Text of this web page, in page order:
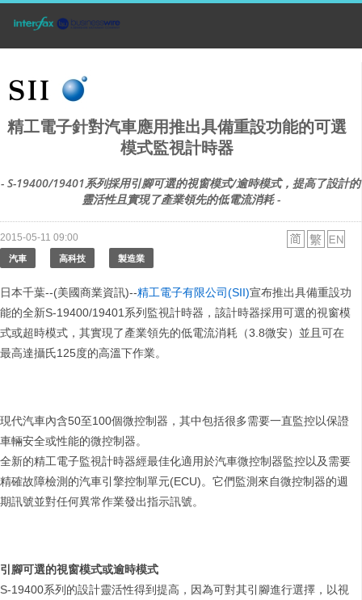
精工電子針對汽車應用推出具備重設功能的可選
模式監視計時器
- S-19400/19401系列採用引腳可選的視窗模式/逾時模式，提高了設計的
靈活性且實現了產業領先的低電流消耗 -
2015-05-11 09:00
汽車 高科技 製造業
日本千葉--(美國商業資訊)--精工電子有限公司(SII)宣布推出具備重設功
能的全新S-19400/19401系列監視計時器，該計時器採用可選的視窗模
式或超時模式，其實現了產業領先的低電流消耗（3.8微安）並且可在
最高達攝氏125度的高溫下作業。
現代汽車內含50至100個微控制器，其中包括很多需要一直監控以保證
車輛安全或性能的微控制器。
全新的精工電子監視計時器經最佳化適用於汽車微控制器監控以及需要
精確故障檢測的汽車引擎控制單元(ECU)。它們監測來自微控制器的週
期訊號並對任何異常作業發出指示訊號。
引腳可選的視窗模式或逾時模式
S-19400系列的設計靈活性得到提高，因為可對其引腳進行選擇，以視